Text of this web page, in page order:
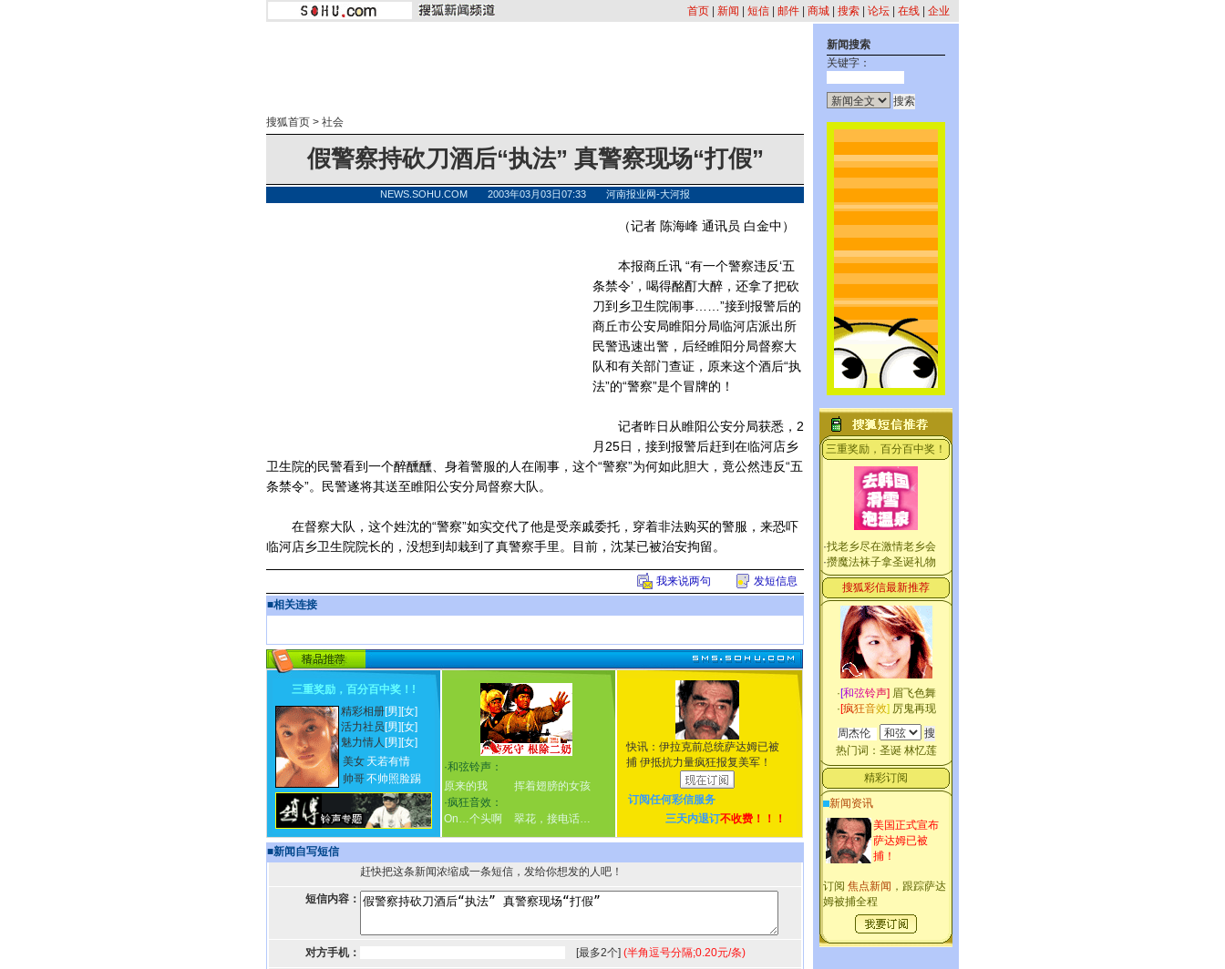
首页 新闻 短信 邮件 商城 搜索 论坛 在线 企业
搜狐首页 > 社会
假警察持砍刀酒后“执法” 真警察现场“打假”
NEWS.SOHU.COM 2003年03月03日07:33 河南报业网-大河报
（记者 陈海峰 通讯员 白金中）
本报商丘讯 “有一个警察违反‘五
条禁令’，喝得酩酊大醉，还拿了把砍
刀到乡卫生院闹事……”接到报警后的
商丘市公安局睢阳分局临河店派出所
民警迅速出警，后经睢阳分局督察大
队和有关部门查证，原来这个酒后“执
法”的“警察”是个冒牌的！
记者昨日从睢阳公安分局获悉，2
月25日，接到报警后赶到在临河店乡
卫生院的民警看到一个醉醺醺、身着警服的人在闹事，这个“警察”为何如此胆大，竟公然违反“五
条禁令”。民警遂将其送至睢阳公安分局督察大队。
在督察大队，这个姓沈的“警察”如实交代了他是受亲戚委托，穿着非法购买的警服，来恐吓
临河店乡卫生院院长的，没想到却栽到了真警察手里。目前，沈某已被治安拘留。
我来说两句
发短信息
■相关连接
三重奖励，百分百中奖！ !
精彩相册[男] [女]
活力社员 [男] [女]
魅力情人 [男] [女]
美女 天若有情
帅哥不帅照脸踢
·和弦铃声：
原来的我
挥着翅膀的女孩
·疯狂音效：
On…个头啊
翠花，接电话…
快讯：伊拉克前总统萨达姆已被
捕 伊抵抗力量疯狂报复美军！
订阅任何彩信服务
三天内退订不收费！！！
■新闻自写短信
赶快把这条新闻浓缩成一条短信，发给你想发的人吧！
短信内容：
对方手机： [最多2个] (半角逗号分隔;0.20元/条)
新闻搜索
关键字：
三重奖励，百分百中奖！
·找老乡尽在激情老乡会
·攒魔法袜子拿圣诞礼物
搜狐彩信最新推荐
·[和弦铃声] 眉飞色舞
·[疯狂音效] 厉鬼再现
热门词： 圣诞 林忆莲
精彩订阅
新闻资讯
美国正式宣布
萨达姆已被
捕！
订阅 焦点新闻 ，跟踪萨达
姆被捕全程